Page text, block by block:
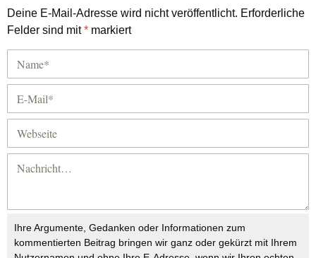
Deine E-Mail-Adresse wird nicht veröffentlicht. Erforderliche
Felder sind mit* markiert
Ihre Argumente, Gedanken oder Informationen zum
kommentierten Beitrag bringen wir ganz oder gekürzt mit Ihrem